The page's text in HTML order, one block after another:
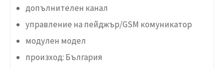
допълнителен канал
управление на пейджър/GSM комуникатор
модулен модел
произход: България